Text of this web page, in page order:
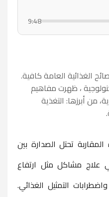
9:48
الغذائية العامة كافية.
، ظهرت مفاهيم
من أبرزها: التغذية
.
هذه المقاربة تحتل الصدارة بين
علاج مشاكل مثل ارتفاع
التمثيل الغذائي.